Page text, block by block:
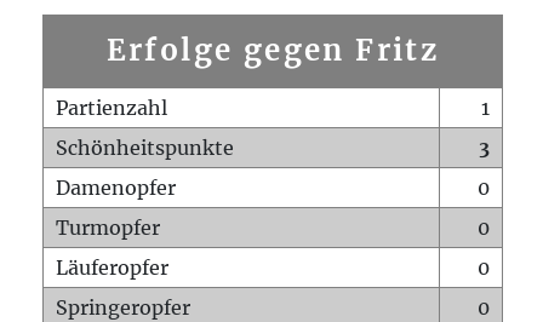
Erfolge gegen Fritz
Partienzahl
1
Schönheitspunkte
3
Damenopfer
0
Turmopfer
0
Läuferopfer
0
Springeropfer
0